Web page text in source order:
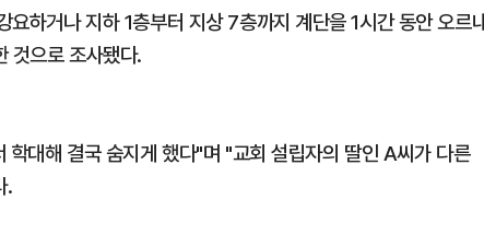
하거나 지하 1층부터 지상 7층까지 계단을 1시간 동안 오르
것으로 조사됐다.
대해 결국 숨지게 했다"며 "교회 설립자의 딸인 A씨가 다른
.